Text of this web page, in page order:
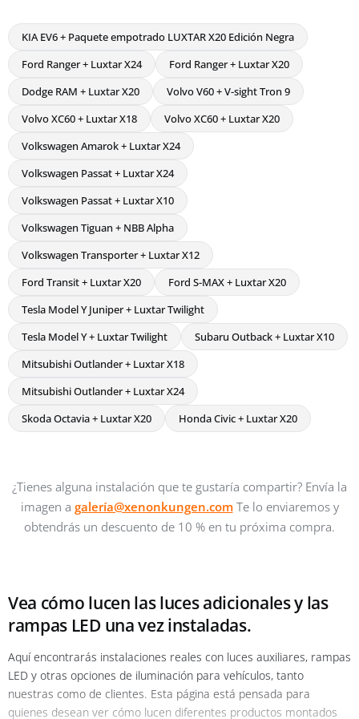
KIA EV6 + Paquete empotrado LUXTAR X20 Edición Negra
Ford Ranger + Luxtar X24
Ford Ranger + Luxtar X20
Dodge RAM + Luxtar X20
Volvo V60 + V-sight Tron 9
Volvo XC60 + Luxtar X18
Volvo XC60 + Luxtar X20
Volkswagen Amarok + Luxtar X24
Volkswagen Passat + Luxtar X24
Volkswagen Passat + Luxtar X10
Volkswagen Tiguan + NBB Alpha
Volkswagen Transporter + Luxtar X12
Ford Transit + Luxtar X20
Ford S-MAX + Luxtar X20
Tesla Model Y Juniper + Luxtar Twilight
Tesla Model Y + Luxtar Twilight
Subaru Outback + Luxtar X10
Mitsubishi Outlander + Luxtar X18
Mitsubishi Outlander + Luxtar X24
Skoda Octavia + Luxtar X20
Honda Civic + Luxtar X20
¿Tienes alguna instalación que te gustaría compartir? Envía la
imagen a galería@xenonkungen.comTe lo enviaremos y
obtendrás un descuento de 10 % en tu próxima compra.
Vea cómo lucen las luces adicionales y las
rampas LED una vez instaladas.
Aquí encontrarás instalaciones reales con luces auxiliares, rampas
LED y otras opciones de iluminación para vehículos, tanto
nuestras como de clientes. Esta página está pensada para
quienes desean ver cómo lucen diferentes productos montados